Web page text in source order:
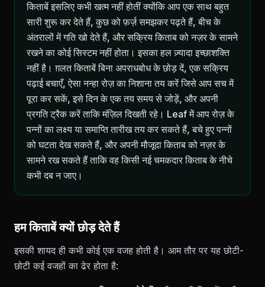
किताबें इसलिए कभी खत्म नहीं होतीं क्योंकि आप एक साथ बहुत
सारी शुरू कर देते हैं, कुछ को फ़र्ज़ समझकर पढ़ते हैं, बीच के
अंतरालों में गति खो देते हैं, और सक्रिय किताब को नज़र के सामने
रखने का कोई सिस्टम नहीं होता। इसका हल ज़्यादा इच्छाशक्ति
नहीं है। ग़लत किताबें बिना अपराधबोध के छोड़ दें, एक सक्रिय
पढ़ाई बचाएँ, ऐसा नन्हा रोज़ का निशाना तय करें जिसे आप सच में
पूरा कर सकें, इसे दिन के एक तय समय से जोड़ें, और अपनी
प्रगति ट्रैक करें ताकि मंज़िल दिखती रहे। Leaf में आप रोज़ के
पन्नों का लक्ष्य या समाप्ति तारीख तय कर सकते हैं, बचे हुए पन्नों
को घटता देख सकते हैं, और अपनी मौजूदा किताब को नज़र के
सामने रख सकते हैं ताकि वह किसी नई चमकदार किताब के नीचे
कभी दब न जाए।
हम किताबें क्यों छोड़ देते हैं
इसकी शायद ही कभी कोई एक वजह होती है। आम तौर पर यह छोटी-
छोटी कई वजहों का ढेर होता है: